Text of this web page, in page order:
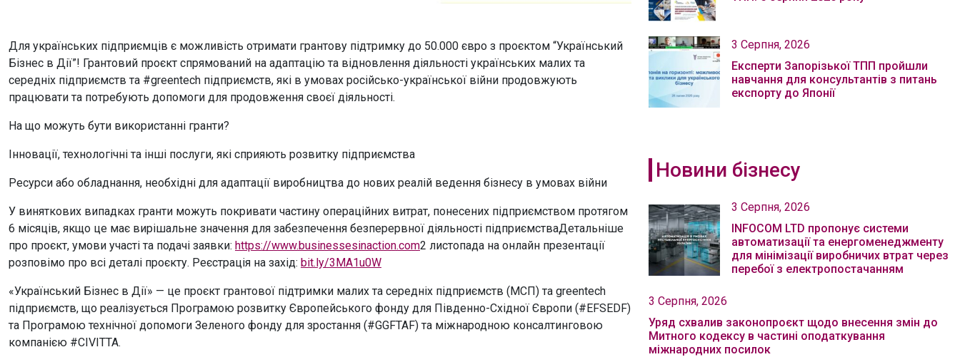
Для українських підприємців є можливість отримати грантову підтримку до 50.000 євро з проєктом “Український
Бізнес в Дії”! Грантовий проєкт спрямований на адаптацію та відновлення діяльності українських малих та
середніх підприємств та #greentech підприємств, які в умовах російсько-української війни продовжують
працювати та потребують допомоги для продовження своєї діяльності.
На що можуть бути використанні гранти?
Інновації, технологічні та інші послуги, які сприяють розвитку підприємства
Ресурси або обладнання, необхідні для адаптації виробництва до нових реалій ведення бізнесу в умовах війни
У виняткових випадках гранти можуть покривати частину операційних витрат, понесених підприємством протягом
6 місяців, якщо це має вирішальне значення для забезпечення безперервної діяльності підприємстваДетальніше
про проєкт, умови участі та подачі заявки: https://www.businessesinaction.com2 листопада на онлайн презентації
розповімо про всі деталі проєкту. Реєстрація на захід: bit.ly/3MA1u0W
«Український Бізнес в Дії» — це проєкт грантової підтримки малих та середніх підприємств (МСП) та greentech
підприємств, що реалізується Програмою розвитку Європейського фонду для Південно-Східної Європи (#EFSEDF)
та Програмою технічної допомоги Зеленого фонду для зростання (#GGFTAF) та міжнародною консалтинговою
компанією #CIVITTA.
3 Серпня, 2026
Експерти Запорізької ТПП пройшли
навчання для консультантів з питань
експорту до Японії
Новини бізнесу
3 Серпня, 2026
INFOCOM LTD пропонує системи
автоматизації та енергоменеджменту
для мінімізації виробничих втрат через
перебої з електропостачанням
3 Серпня, 2026
Уряд схвалив законопроєкт щодо внесення змін до
Митного кодексу в частині оподаткування
міжнародних посилок